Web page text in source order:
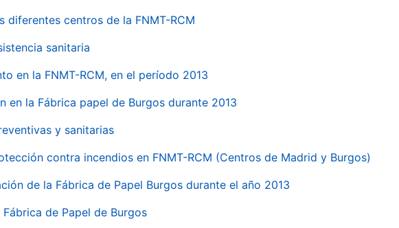
diferentes centros de la FNMT-RCM
sanitaria
en la FNMT-RCM, en el período 2013
en la Fábrica papel de Burgos durante 2013
y sanitarias
contra incendios en FNMT-RCM (Centros de Madrid y Burgos)
de la Fábrica de Papel Burgos durante el año 2013
de Papel de Burgos